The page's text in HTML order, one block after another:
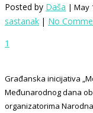
Posted by Daša | May
sastanak | No
1
Građanska inicijativa
Međunarodnog dana
organizatorima